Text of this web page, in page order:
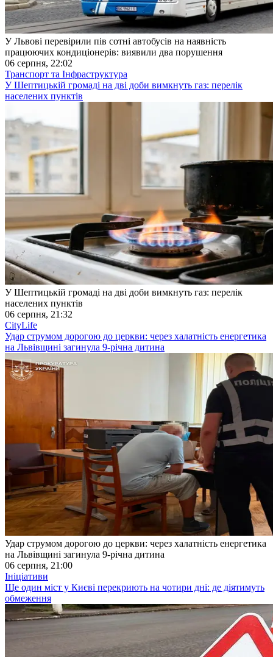
У Львові перевірили пів сотні автобусів на наявність
працюючих кондиціонерів: виявили два порушення
06 серпня, 22:02
Транспорт та Інфраструктура
У Шептицькій громаді на дві доби вимкнуть газ: перелік
населених пунктів
У Шептицькій громаді на дві доби вимкнуть газ: перелік
населених пунктів
06 серпня, 21:32
CityLife
Удар струмом дорогою до церкви: через халатність енергетика
на Львівщині загинула 9-річна дитина
Удар струмом дорогою до церкви: через халатність енергетика
на Львівщині загинула 9-річна дитина
06 серпня, 21:00
Ініціативи
Ще один міст у Києві перекриють на чотири дні: де діятимуть
обмеження